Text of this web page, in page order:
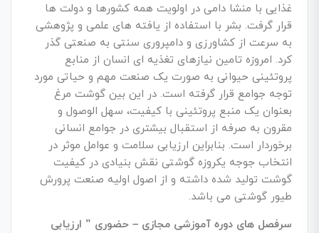
غذایی با منشا دامی در اولویت همه کشورها و دولت ها
قرار گرفت. بشر با استفاده از یافته های علمی و پژوهشی
به سرعت از کشاورزی و دامپروری سنتی به صنعتی گذر
کرد. امروزه تامین نیازهای تغذیه ای انسان از منابع
پروتئینی حیوانی به صورت یک صنعت مهم و حیاتی مورد
توجه جوامع قرار گرفته است. در این بین گوشت مرغ
بعنوان یک منبع پروتئینی با کیفیت، سهل الوصول و
مقرون به صرفه از استقبال بیشتری در جوامع انسانی
برخوردار است. بنابراین ارزیابی سلامت و عوامل موثر در
انتخاب جوجه یکروزه گوشتی نقش بنیادی در کیفیت
گوشت تولید شده داشته و از اصول اولیه صنعت پرورش
طیور گوشتی می باشد.
سرفصل های دوره آموزشی مجازی – حضوری ” ارزیابی